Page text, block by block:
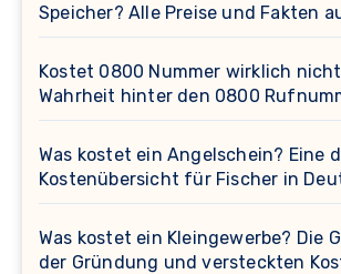
Speicher? Alle Preise und Fakten
Kostet 0800 Nummer wirklich
Wahrheit hinter den 0800
Was kostet ein Angelschein? Eine
Kostenübersicht für Fischer in
Was kostet ein Kleingewerbe? Die
der Gründung und versteckten